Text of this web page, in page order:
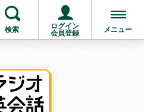
検索
ログイン
会員登録
メニュー